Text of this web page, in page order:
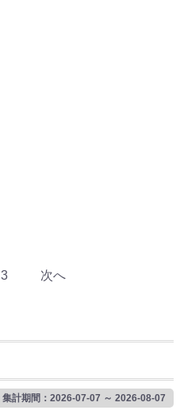
3 次へ
集計期間：2026-07-07 ～ 2026-08-07